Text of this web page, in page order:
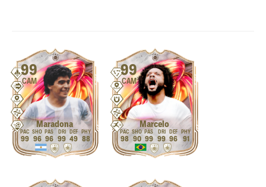
99
CAM
Maradona
99 96 96 99 49 88
99
CAM
Marcelo
98 90 99 99 96 91